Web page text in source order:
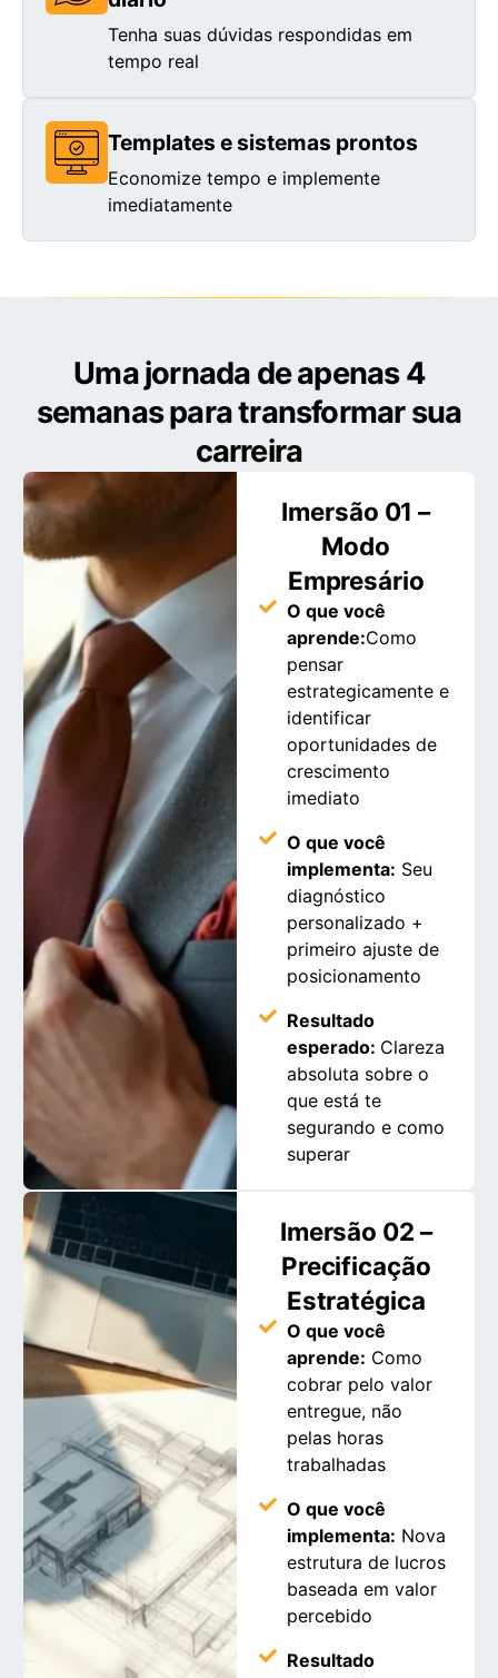
Tenha suas dúvidas respondidas em
tempo real
Templates e sistemas prontos
Economize tempo e implemente
imediatamente
Uma jornada de apenas 4
semanas para transformar sua
carreira
Imersão 01 –
Modo
Empresário
O que você
aprende:Como
pensar
estrategicamente e
identificar
oportunidades de
crescimento
imediato
O que você
implementa: Seu
diagnóstico
personalizado +
primeiro ajuste de
posicionamento
Resultado
esperado: Clareza
absoluta sobre o
que está te
segurando e como
superar
Imersão 02 –
Precificação
Estratégica
O que você
aprende: Como
cobrar pelo valor
entregue, não
pelas horas
trabalhadas
O que você
implementa: Nova
estrutura de lucros
baseada em valor
percebido
Resultado